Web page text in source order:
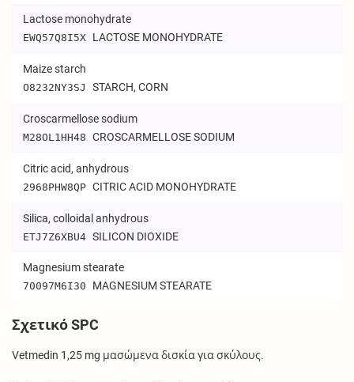
Lactose monohydrate
EWQ57Q8I5X LACTOSE MONOHYDRATE
Maize starch
O8232NY3SJSTARCH, CORN
Croscarmellose sodium
M28OL1HH48CROSCARMELLOSE SODIUM
Citric acid, anhydrous
2968PHW8QPCITRIC ACID MONOHYDRATE
Silica, colloidal anhydrous
ETJ7Z6XBU4SILICON DIOXIDE
Magnesium stearate
70097M6I30 MAGNESIUM STEARATE
Σχετικό SPC
Vetmedin 1,25 mg μασώμενα δισκία για σκύλους.